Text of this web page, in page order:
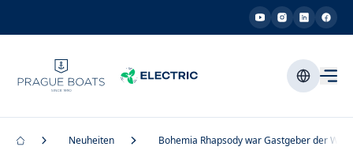
Neuheiten Bohemia Rhapsody war Gastgeber der